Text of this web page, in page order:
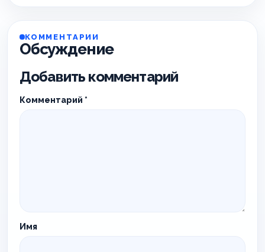
КОММЕНТАРИИ
Обсуждение
Добавить комментарий
Комментарий *
Имя